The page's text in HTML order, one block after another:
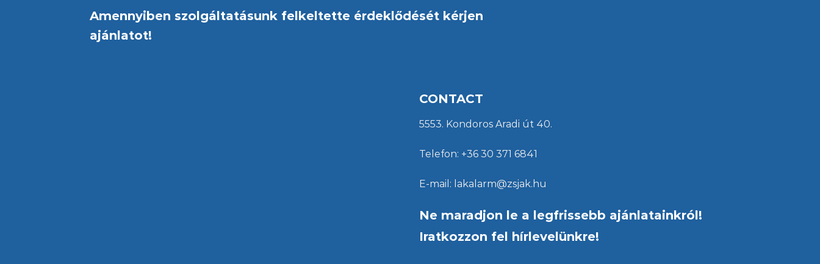
Amennyiben szolgáltatásunk felkeltette érdeklődését kérjen
ajánlatot!
CONTACT
5553. Kondoros Aradi út 40.
Telefon: +36 30 371 6841
E-mail: lakalarm@zsjak.hu
Ne maradjon le a legfrissebb ajánlatainkról!
Iratkozzon fel hírlevelünkre!